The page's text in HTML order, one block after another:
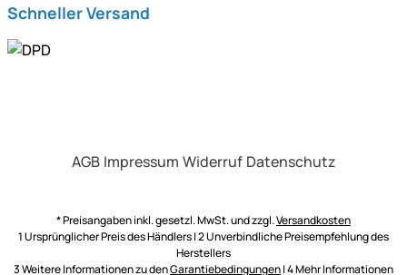
Schneller Versand
AGB Impressum Widerruf Datenschutz
* Preisangaben inkl. gesetzl. MwSt. und zzgl.Versandkosten
1 Ursprünglicher Preis des Händlers | 2 Unverbindliche Preisempfehlung des
Herstellers
3 Weitere Informationen zu denGarantiebedingungen| 4 Mehr Informationen